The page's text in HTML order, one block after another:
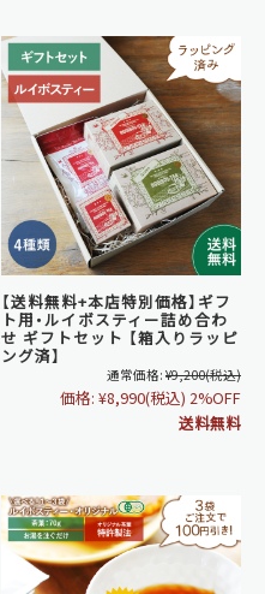
【送料無料+本店特別価格】ギフ
ト用・ルイボスティー詰め合わ
せ ギフトセット 【箱入りラッピ
ング済】
通常価格: ¥9,200(税込)
価格: ¥8,990(税込) 2%OFF
送料無料